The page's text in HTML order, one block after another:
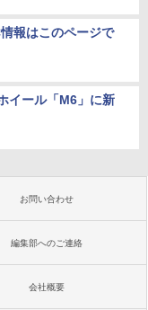
報はこのページで
イール「M6」に新
お問い合わせ
編集部へのご連絡
会社概要